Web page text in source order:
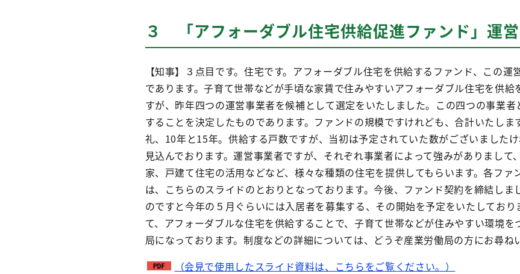
３ 「アフォーダブル住宅供給促進ファンド」運
【知事】３点目です。住宅です。アフォーダブル住宅を供給するファンド、この
であります。子育て世帯などが手頃な家賃で住みやすいアフォーダブル住宅を供
すが、昨年四つの運営事業者を候補として選定をいたしました。この四つの事業
することを決定したものであります。ファンドの規模ですけれども、合計いたし
礼、10年と15年。供給する戸数ですが、当初は予定されていた数がございました
見込んでおります。運営事業者ですが、それぞれ事業者によって強みがありまし
家、戸建て住宅の活用などなど、様々な種類の住宅を提供してもらいます。各フ
は、こちらのスライドのとおりとなっております。今後、ファンド契約を締結し
のですと今年の５月ぐらいには入居者を募集する、その開始を予定をいたしてお
て、アフォーダブルな住宅を供給することで、子育て世帯などが住みやすい環境
局になっております。制度などの詳細については、どうぞ産業労働局の方にお尋ね
（会見で使用したスライド資料は、こちらをご覧ください。）